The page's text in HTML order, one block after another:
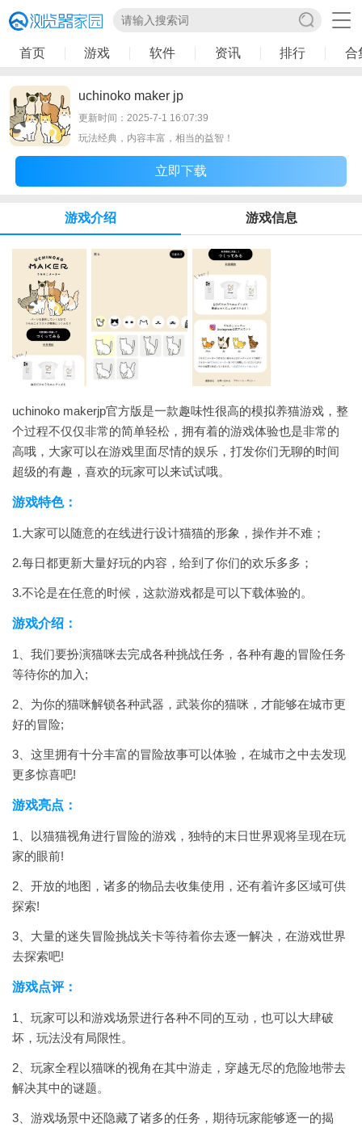
首页 游戏 软件 资讯 排行 合
uchinoko maker jp
更新时间：2025-7-1 16:07:39
玩法经典，内容丰富，相当的益智！
立即下载
游戏介绍 游戏信息
uchinoko makerjp官方版是一款趣味性很高的模拟养猫游戏，整
个过程不仅仅非常的简单轻松，拥有着的游戏体验也是非常的
高哦，大家可以在游戏里面尽情的娱乐，打发你们无聊的时间
超级的有趣，喜欢的玩家可以来试试哦。
游戏特色：
1.大家可以随意的在线进行设计猫猫的形象，操作并不难；
2.每日都更新大量好玩的内容，给到了你们的欢乐多多；
3.不论是在任意的时候，这款游戏都是可以下载体验的。
游戏介绍：
1、我们要扮演猫咪去完成各种挑战任务，各种有趣的冒险任务
等待你的加入;
2、为你的猫咪解锁各种武器，武装你的猫咪，才能够在城市更
好的冒险;
3、这里拥有十分丰富的冒险故事可以体验，在城市之中去发现
更多惊喜吧!
游戏亮点：
1、以猫猫视角进行冒险的游戏，独特的末日世界观将呈现在玩
家的眼前!
2、开放的地图，诸多的物品去收集使用，还有着许多区域可供
探索!
3、大量的迷失冒险挑战关卡等待着你去逐一解决，在游戏世界
去探索吧!
游戏点评：
1、玩家可以和游戏场景进行各种不同的互动，也可以大肆破
坏，玩法没有局限性。
2、玩家全程以猫咪的视角在其中游走，穿越无尽的危险地带去
解决其中的谜题。
3、游戏场景中还隐藏了诸多的任务，期待玩家能够逐一的揭